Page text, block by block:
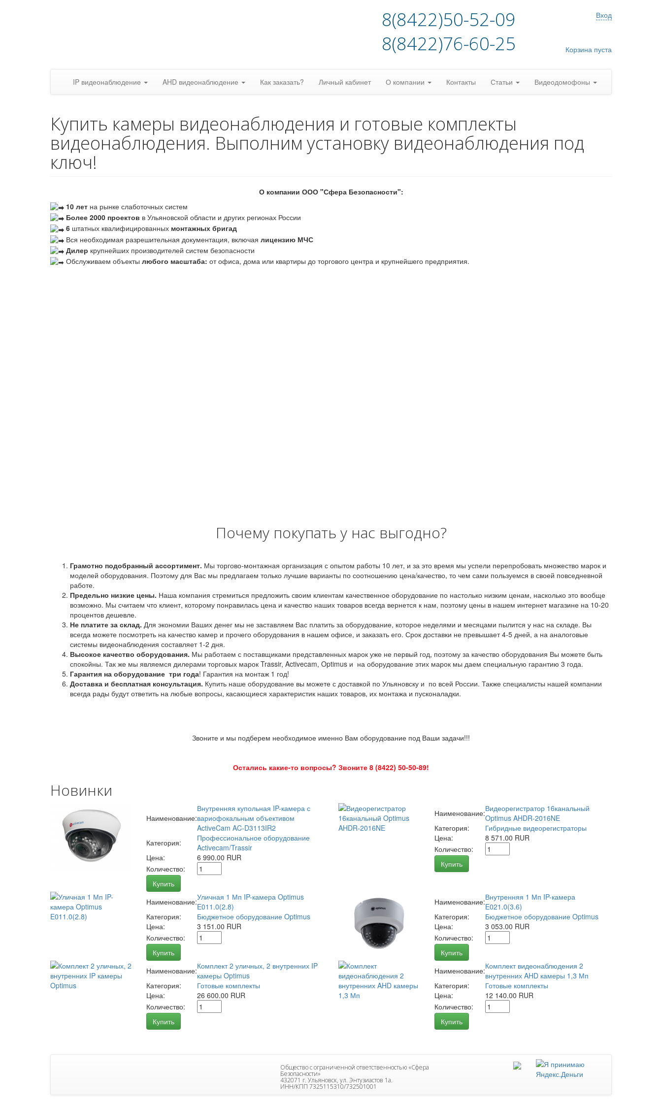
8(8422)50-52-09
8(8422)76-60-25
Вход
Корзина пуста
IP видеонаблюдение AHD видеонаблюдение Как заказать? Личный кабинет О компании Контакты Статьи Видеодомофоны
Купить камеры видеонаблюдения и готовые комплекты
видеонаблюдения. Выполним установку видеонаблюдения под
ключ!
О компании ООО "Сфера Безопасности":
10 лет на рынке слаботочных систем
Более 2000 проектов в Ульяновской области и других регионах России
6 штатных квалифицированных монтажных бригад
Вся необходимая разрешительная документация, включая лицензию МЧС
Дилер крупнейших производителей систем безопасности
Обслуживаем объекты любого масштаба: от офиса, дома или квартиры до торгового центра и крупнейшего предприятия.
Почему покупать у нас выгодно?
Грамотно подобранный ассортимент. Мы торгово-монтажная организация с опытом работы 10 лет, и за это время мы успели перепробовать множество марок и
моделей оборудования. Поэтому для Вас мы предлагаем только лучшие варианты по соотношению цена/качество, то чем сами пользуемся в своей повседневной
работе.
Предельно низкие цены. Наша компания стремиться предложить своим клиентам качественное оборудование по настолько низким ценам, насколько это вообще
возможно. Мы считаем что клиент, которому понравилась цена и качество наших товаров всегда вернется к нам, поэтому цены в нашем интернет магазине на 10-20
процентов дешевле.
Не платите за склад. Для экономии Ваших денег мы не заставляем Вас платить за оборудование, которое неделями и месяцами пылится у нас на складе. Вы
всегда можете посмотреть на качество камер и прочего оборудования в нашем офисе, и заказать его. Срок доставки не превышает 4-5 дней, а на аналоговые
системы видеонаблюдения составляет 1-2 дня.
Высокое качество оборудования. Мы работаем с поставщиками представленных марок уже не первый год, поэтому за качество оборудования Вы можете быть
спокойны. Так же мы являемся дилерами торговых марок Trassir, Activecam, Optimus и на оборудование этих марок мы даем специальную гарантию 3 года.
Гарантия на оборудование три года! Гарантия на монтаж 1 год!
Доставка и бесплатная консультация. Купить наше оборудование вы можете с доставкой по Ульяновску и по всей России. Также специалисты нашей компании
всегда рады будут ответить на любые вопросы, касающиеся характеристик наших товаров, их монтажа и пусконаладки.
Звоните и мы подберем необходимое именно Вам оборудование под Ваши задачи!!!
Остались какие-то вопросы? Звоните 8 (8422) 50-50-89!
Новинки
Наименование:
Внутренняя купольная IP-камера с
вариофокальным объективом
ActiveCam AC-D3113IR2
Категория:
Профессиональное оборудование
Activecam/Trassir
Цена:
6 990.00 RUR
Количество:
Купить
Наименование:Видеорегистратор 16канальный
Optimus AHDR-2016NE
Категория:
Гибридные видеорегистраторы
Цена:
8 571.00 RUR
Количество:
Купить
Наименование:Уличная 1 Мп IP-камера Optimus
E011.0(2.8)
Категория:
Бюджетное оборудование Optimus
Цена:
3 151.00 RUR
Количество:
Купить
Наименование:Внутренняя 1 Мп IP-камера
E021.0(3.6)
Категория:
Бюджетное оборудование Optimus
Цена:
3 053.00 RUR
Количество:
Купить
Наименование:Комплект 2 уличных, 2 внутренних IP
камеры Optimus
Категория:
Готовые комплекты
Цена:
26 600.00 RUR
Количество:
Купить
Наименование:Комплект видеонаблюдения 2
внутренних AHD камеры 1,3 Мп
Категория:
Готовые комплекты
Цена:
12 140.00 RUR
Количество:
Купить
Общество с ограниченной ответственностью «Сфера
Безопасности»
432071 г. Ульяновск, ул. Энтузиастов 1а.
ИНН/КПП 7325115310/732501001